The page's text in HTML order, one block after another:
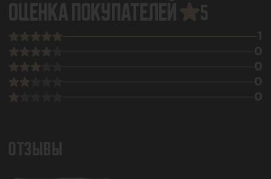
ОЦЕНКА ПОКУПАТЕЛЕЙ 5
1
0
0
0
0
ОТЗЫВЫ